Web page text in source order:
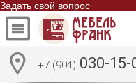
Задать свой вопрос
+7 (904) 030-15-